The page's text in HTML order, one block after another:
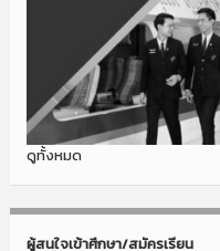
ดูทั้งหมด
ผู้สนใจเข้าศึกษา/สมัครเรียน